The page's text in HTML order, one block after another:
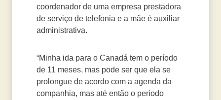
coordenador de uma empresa prestadora
de serviço de telefonia e a mãe é auxiliar
administrativa.
“Minha ida para o Canadá tem o período
de 11 meses, mas pode ser que ela se
prolongue de acordo com a agenda da
companhia, mas até então o período